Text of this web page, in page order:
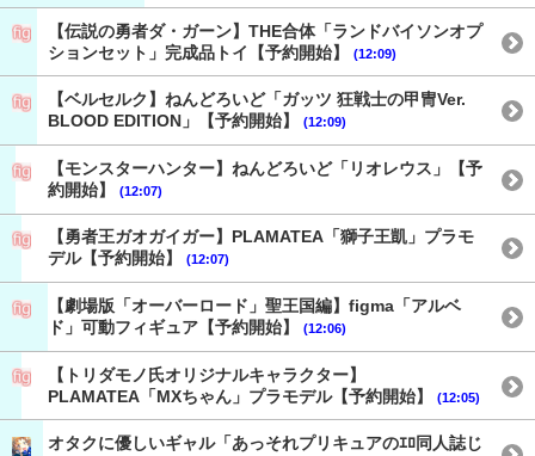
【伝説の勇者ダ・ガーン】THE合体「ランドバイソンオプ
ションセット」完成品トイ【予約開始】
(12:09)
【ベルセルク】ねんどろいど「ガッツ 狂戦士の甲冑Ver.
BLOOD EDITION」【予約開始】
(12:09)
【モンスターハンター】ねんどろいど「リオレウス」【予
約開始】
(12:07)
【勇者王ガオガイガー】PLAMATEA「獅子王凱」プラモ
デル【予約開始】
(12:07)
【劇場版「オーバーロード」聖王国編】figma「アルベ
ド」可動フィギュア【予約開始】
(12:06)
【トリダモノ氏オリジナルキャラクター】
PLAMATEA「MXちゃん」プラモデル【予約開始】
(12:05)
オタクに優しいギャル「あっそれプリキュアのｴﾛ同人誌じ